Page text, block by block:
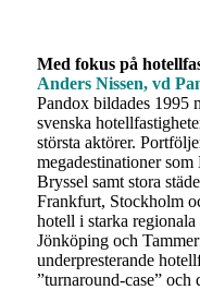
Med fokus på
Anders Nissen, vd
Pandox bildades 1995
svenska
största aktörer.
megadestinationer
Bryssel samt stora
Frankfurt, Stockholm
hotell i starka
Jönköping och
underpresterande
”turnaround-case”